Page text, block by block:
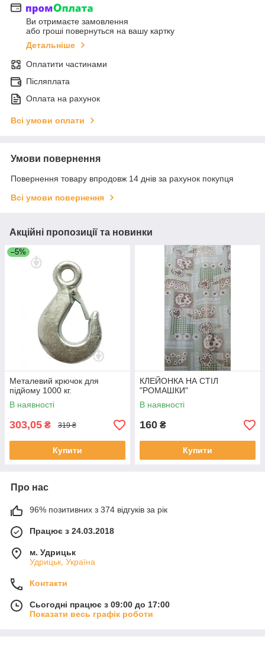
Ви отримаєте замовлення
або гроші повернуться на вашу картку
Детальніше
Оплатити частинами
Післяплата
Оплата на рахунок
Всі умови оплати
Умови повернення
Повернення товару впродовж 14 днів за рахунок покупця
Всі умови повернення
Акційні пропозиції та новинки
–5%
Металевий крючок для
підйому 1000 кг.
В наявності
303,05 ₴ 319 ₴
Купити
КЛЕЙОНКА НА СТІЛ
"РОМАШКИ"
В наявності
160 ₴
Купити
Про нас
96% позитивних з 374 відгуків за рік
Працює з 24.03.2018
м. Удрицьк
Удрицьк, Україна
Контакти
Сьогодні працює з 09:00 до 17:00
Показати весь графік роботи